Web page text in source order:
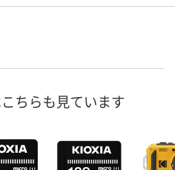
ちらも見ています